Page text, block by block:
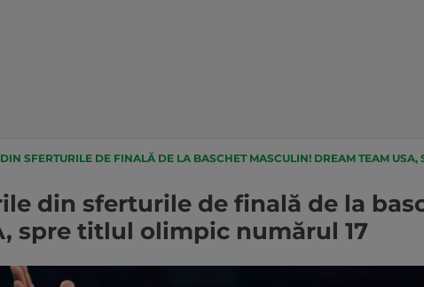
SFERTURILE DE FINALĂ DE LA BASCHET MASCULIN! DREAM TEAM USA,
din sferturile de finală de la
spre titlul olimpic numărul 17